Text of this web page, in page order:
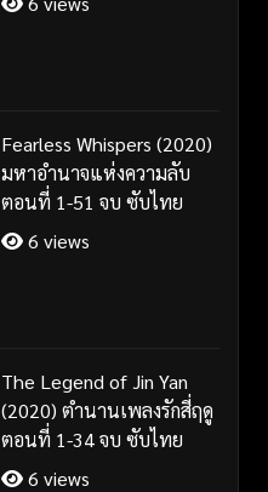
Fearless Whispers (2020)
มหาอำนาจแห่งความลับ
ตอนที่ 1-51 จบ ซับไทย
6 views
The Legend of Jin Yan
(2020) ตำนานเพลงรักสี่ฤดู
ตอนที่ 1-34 จบ ซับไทย
6 views